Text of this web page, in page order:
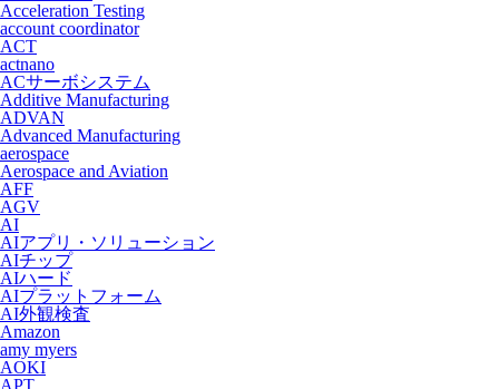
Acceleration Testing
account coordinator
ACT
actnano
ACサーボシステム
Additive Manufacturing
ADVAN
Advanced Manufacturing
aerospace
Aerospace and Aviation
AFF
AGV
AI
AIアプリ・ソリューション
AIチップ
AIハード
AIプラットフォーム
AI外観検査
Amazon
amy myers
AOKI
APT